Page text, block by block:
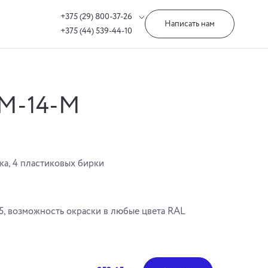
+375 (29) 800-37-26
+375 (44) 539-44-10
Написать нам
14-М
4 пластиковых бирки
возможность окраски в любые цвета RAL